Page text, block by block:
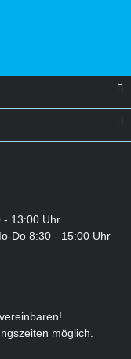
- 13:00 Uhr
Do 8:30 - 15:00 Uhr
möglich.